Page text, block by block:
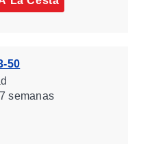
50
semanas